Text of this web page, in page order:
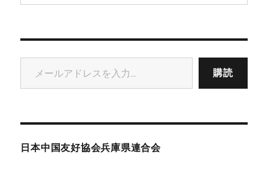
メールアドレスを入力...
購読
日本中国友好協会兵庫県連合会